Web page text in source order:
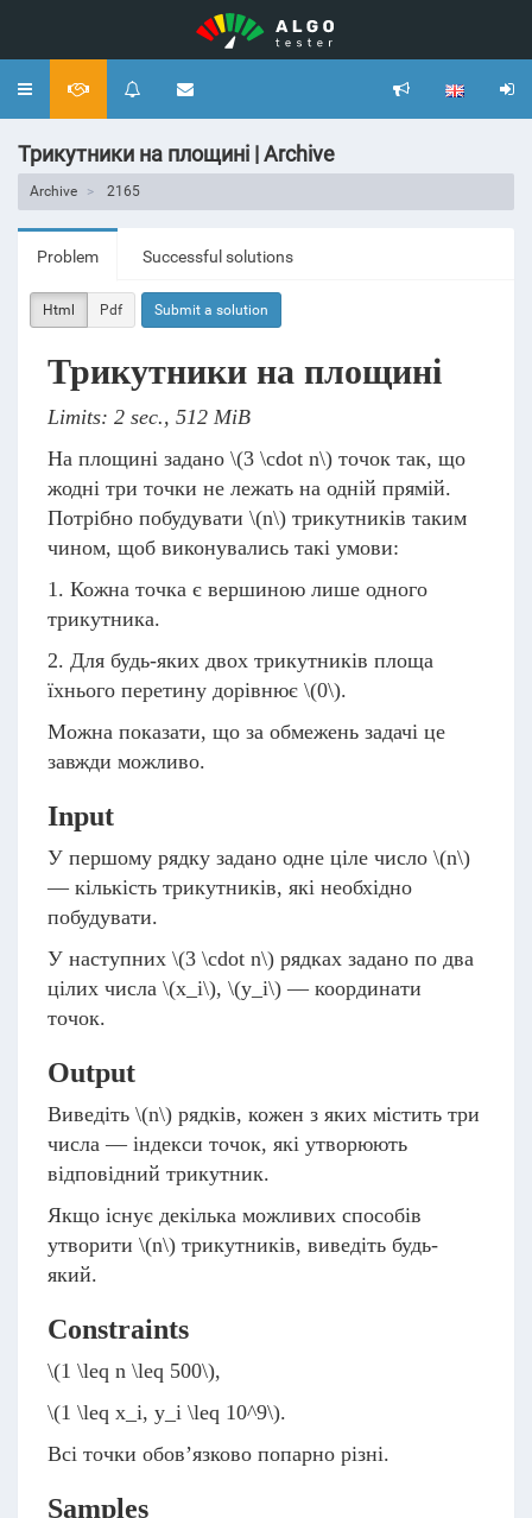
Toggle
Трикутники на площині | Archive
Archive 2165
Problem Successful solutions
Html Pdf Submit a solution
Трикутники на площині
Limits: 2 sec., 512 MiB
На площині задано \(3 \cdot n\) точок так, що
жодні три точки не лежать на одній прямій.
Потрібно побудувати \(n\) трикутників таким
чином, щоб виконувались такі умови:
1. Кожна точка є вершиною лише одного
трикутника.
2. Для будь-яких двох трикутників площа
їхнього перетину дорівнює \(0\).
Можна показати, що за обмежень задачі це
завжди можливо.
Input
У першому рядку задано одне ціле число \(n\)
— кількість трикутників, які необхідно
побудувати.
У наступних \(3 \cdot n\) рядках задано по два
цілих числа \(x_i\), \(y_i\) — координати
точок.
Output
Виведіть \(n\) рядків, кожен з яких містить три
числа — індекси точок, які утворюють
відповідний трикутник.
Якщо існує декілька можливих способів
утворити \(n\) трикутників, виведіть будь-
який.
Constraints
\(1 \leq n \leq 500\),
\(1 \leq x_i, y_i \leq 10^9\).
Всі точки обов’язково попарно різні.
Samples